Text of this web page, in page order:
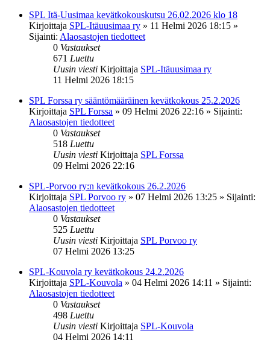
SPL Itä-Uusimaa kevätkokouskutsu 26.02.2026 klo 18
Kirjoittaja SPL-Itäuusimaa ry » 11 Helmi 2026 18:15 »
Sijainti: Alaosastojen tiedotteet
0 Vastaukset
671 Luettu
Uusin viesti Kirjoittaja SPL-Itäuusimaa ry
11 Helmi 2026 18:15
SPL Forssa ry sääntömääräinen kevätkokous 25.2.2026
Kirjoittaja SPL Forssa » 09 Helmi 2026 22:16 » Sijainti:
Alaosastojen tiedotteet
0 Vastaukset
518 Luettu
Uusin viesti Kirjoittaja SPL Forssa
09 Helmi 2026 22:16
SPL-Porvoo ry:n kevätkokous 26.2.2026
Kirjoittaja SPL Porvoo ry » 07 Helmi 2026 13:25 » Sijainti:
Alaosastojen tiedotteet
0 Vastaukset
525 Luettu
Uusin viesti Kirjoittaja SPL Porvoo ry
07 Helmi 2026 13:25
SPL-Kouvola ry kevätkokous 24.2.2026
Kirjoittaja SPL-Kouvola » 04 Helmi 2026 14:11 » Sijainti:
Alaosastojen tiedotteet
0 Vastaukset
498 Luettu
Uusin viesti Kirjoittaja SPL-Kouvola
04 Helmi 2026 14:11